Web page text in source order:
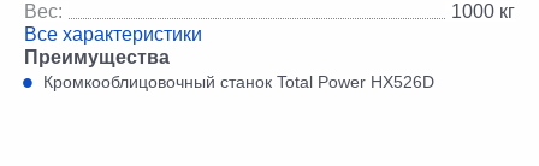
Вес:
1000 кг
Все характеристики
Преимущества
Кромкооблицовочный станок Total Power HX526D